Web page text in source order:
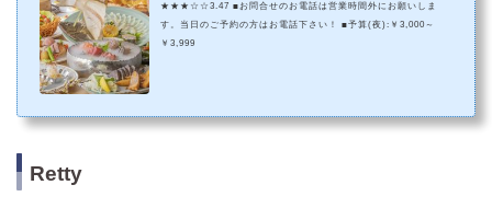
★★★☆☆3.47 ■お問合せのお電話は営業時間外にお願いしま
す。当日のご予約の方はお電話下さい！ ■予算(夜):￥3,000～
￥3,999
Retty